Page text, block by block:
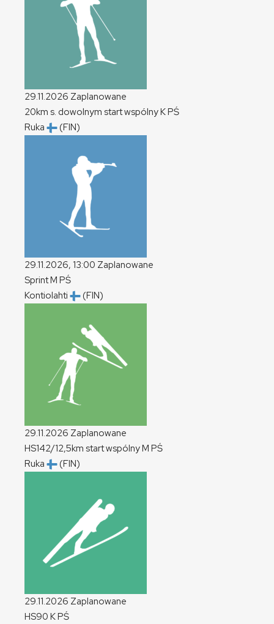
29.11.2026 Zaplanowane
20km s. dowolnym start wspólnyKPŚ
Ruka
(FIN)
29.11.2026, 13:00 Zaplanowane
SprintM PŚ
Kontiolahti
(FIN)
29.11.2026 Zaplanowane
HS142/12,5km start wspólnyM PŚ
Ruka
(FIN)
29.11.2026 Zaplanowane
HS90 KPŚ